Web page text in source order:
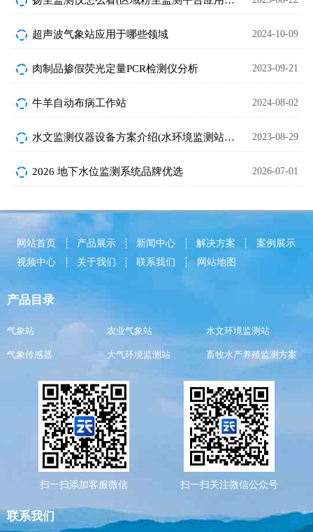
超声波气象站应用于哪些领域 2024-10-09
肉制品掺假荧光定量PCR检测仪分析 2023-09-21
牛羊自动布病工作站 2024-08-02
水文监测仪器设备方案介绍(水环境监测站百科) 2023-08-29
2026 地下水位监测系统品牌优选 2026-07-01
网站首页 产品展示 新闻中心 解决方案
案例展示
视频中心
关于我们 联系我们 网站地图
产品目录
气象站 农业气象站 水文环境监测站
气象传感器 大气环境监测站 畜牧水产养殖监测方案
扫一扫添加客服微信 扫一扫关注微信公众号
联系我们